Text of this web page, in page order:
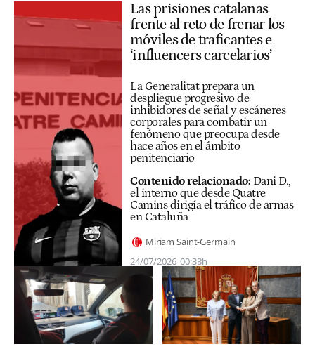
Las prisiones catalanas
frente al reto de frenar los
móviles de traficantes e
‘influencers carcelarios’
La Generalitat prepara un
despliegue progresivo de
inhibidores de señal y escáneres
corporales para combatir un
fenómeno que preocupa desde
hace años en el ámbito
penitenciario
Contenido relacionado: Dani D.,
el interno que desde Quatre
Camins dirigía el tráfico de armas
en Cataluña
Miriam Saint-Germain
24/07/2026 00:38h